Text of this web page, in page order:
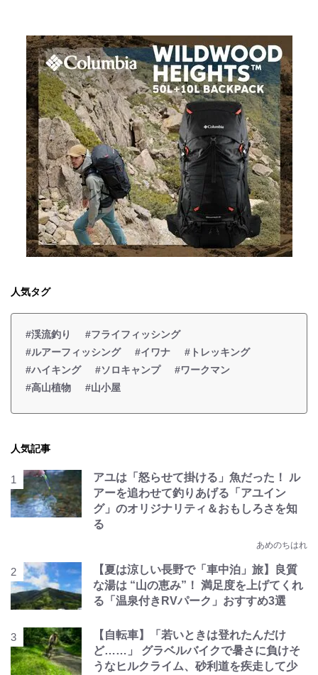
人気タグ
#渓流釣り
#フライフィッシング
#ルアーフィッシング
#イワナ
#トレッキング
#ハイキング
#ソロキャンプ
#ワークマン
#高山植物
#山小屋
人気記事
アユは「怒らせて掛ける」魚だった！ ル
アーを追わせて釣りあげる「アユイン
グ」のオリジナリティ＆おもしろさを知
る
あめのちはれ
【夏は涼しい長野で「車中泊」旅】良質
な湯は “山の恵み”！ 満足度を上げてくれ
る「温泉付きRVパーク」おすすめ3選
【自転車】「若いときは登れたんだけ
ど……」 グラベルバイクで暑さに負けそ
うなヒルクライム、砂利道を疾走して少